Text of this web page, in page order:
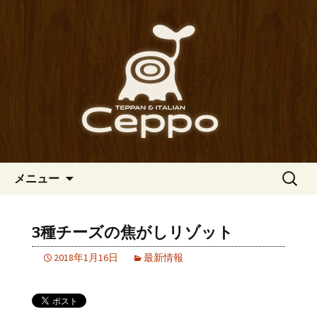
南船場・心斎橋のイタリアン
「Ceppo（チェッポ）」の公式
イタリアン「Ceppo（チェッポ）」。
さまざまなパスタや讃岐オリーブ牛の
ステーキのほか、バルメニューも豊富
にご用意。デートにも一人飲みのお客
様にもぴったりです。
メニュー
検
3種チーズの焦がしリゾット
2018年1月16日 最新情報